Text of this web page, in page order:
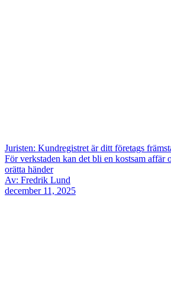
Juristen: Kundregistret är ditt företags
För verkstaden kan det bli en kostsam affär
orätta händer
Av: Fredrik Lund
december 11, 2025